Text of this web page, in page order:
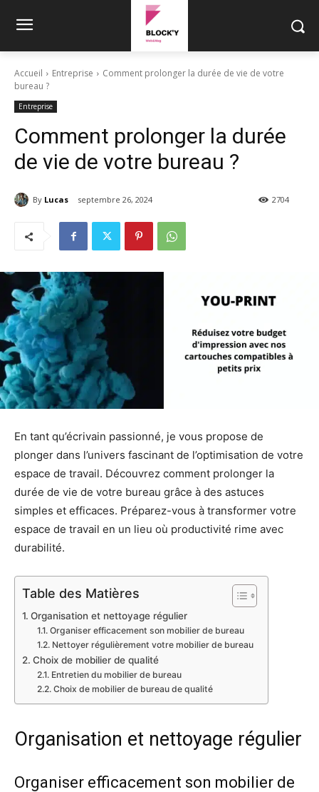
Accueil Entreprise
Comment prolonger la durée de vie de votre
bureau ?
Entreprise
Comment prolonger la durée
de vie de votre bureau ?
By Lucas septembre 26, 2024 2704
En tant qu’écrivain passionné, je vous propose de
plonger dans l’univers fascinant de l’optimisation de votre
espace de travail. Découvrez comment prolonger la
durée de vie de votre bureau grâce à des astuces
simples et efficaces. Préparez-vous à transformer votre
espace de travail en un lieu où productivité rime avec
durabilité.
Table des Matières
Organisation et nettoyage régulier
Organiser efficacement son mobilier de bureau
Nettoyer régulièrement votre mobilier de bureau
Choix de mobilier de qualité
Entretien du mobilier de bureau
Choix de mobilier de bureau de qualité
Organisation et nettoyage régulier
Organiser efficacement son mobilier de